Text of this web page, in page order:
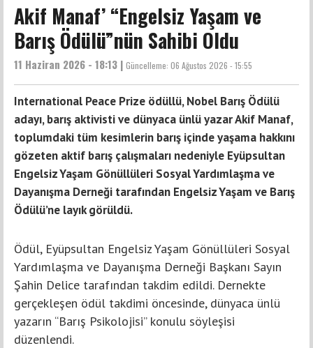
Akif Manaf’ “Engelsiz Yaşam ve
Barış Ödülü”nün Sahibi Oldu
11 Haziran 2026 - 18:13 | Güncelleme: 06 Ağustos 2026 - 15:55
International Peace Prize ödüllü, Nobel Barış Ödülü
adayı, barış aktivisti ve dünyaca ünlü yazar Akif Manaf,
toplumdaki tüm kesimlerin barış içinde yaşama hakkını
gözeten aktif barış çalışmaları nedeniyle Eyüpsultan
Engelsiz Yaşam Gönüllüleri Sosyal Yardımlaşma ve
Dayanışma Derneği tarafından Engelsiz Yaşam ve Barış
Ödülü’ne layık görüldü.
Ödül, Eyüpsultan Engelsiz Yaşam Gönüllüleri Sosyal
Yardımlaşma ve Dayanışma Derneği Başkanı Sayın
Şahin Delice tarafından takdim edildi. Dernekte
gerçekleşen ödül takdimi öncesinde, dünyaca ünlü
yazarın “Barış Psikolojisi” konulu söyleşisi
düzenlendi.